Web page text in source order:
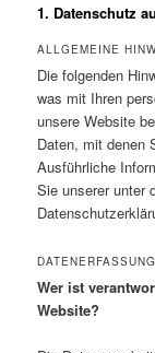
1. Datenschutz
ALLGEMEINE
Die folgenden
was mit Ihren
unsere Website
Daten, mit denen
Ausführliche
Sie unserer unter
Wer ist
Website?